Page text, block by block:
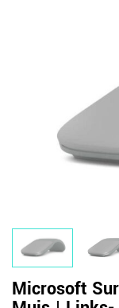
Microsoft